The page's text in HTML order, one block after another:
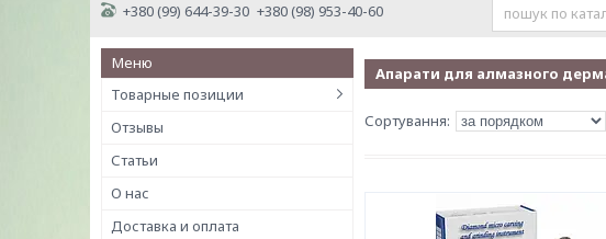
+380 (99) 644-39-30 +380 (98) 953-40-60
Товарные позиции
Отзывы
Статьи
О нас
Доставка и оплата
Апарати для алмазного